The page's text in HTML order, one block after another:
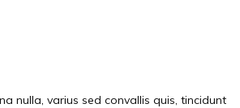
nulla, varius sed convallis quis, tincidunt